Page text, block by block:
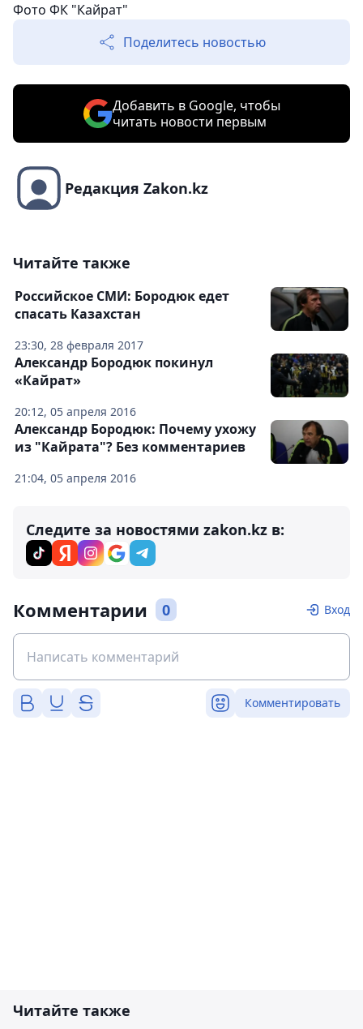
Фото ФК "Кайрат"
Поделитесь новостью
Добавить в Google, чтобы
читать новости первым
Редакция Zakon.kz
Читайте также
23:30, 28 февраля 2017
Российское СМИ: Бородюк едет
спасать Казахстан
20:12, 05 апреля 2016
Александр Бородюк покинул
«Кайрат»
21:04, 05 апреля 2016
Александр Бородюк: Почему ухожу
из "Кайрата"? Без комментариев
Следите за новостями zakon.kz в:
Комментарии 0 Вход
Комментировать
Читайте также